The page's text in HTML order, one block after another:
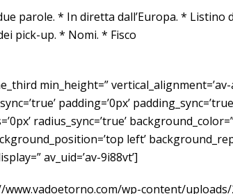
parole. * In diretta dall’Europa. * Listino
pick-up. * Nomi. * Fisco
min_height=” vertical_alignment=’av-
padding=’0px’
radius_sync=’true’
left’
av_uid=’av-9i88vt’]
www.vadoetorno.com/wp-content/